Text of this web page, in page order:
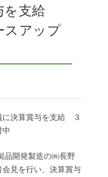
を支給
スアップ
決算賞与を支給 ３
開発製造の㈱長野
見を行い、決算賞与